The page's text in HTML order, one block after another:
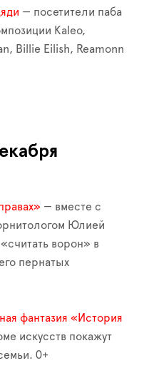
— посетители паба
Kaleo,
Billie Eilish, Reamonn
— вместе с
Юлией
ворон» в
пернатых
фантазия «История
искусств покажут
0+